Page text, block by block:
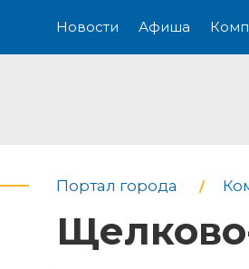
Новости Афиша
Портал города